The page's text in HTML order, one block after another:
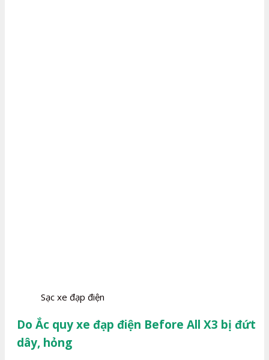
Sạc xe đạp điện
Do Ắc quy xe đạp điện Before All X3 bị đứt
dây, hỏng